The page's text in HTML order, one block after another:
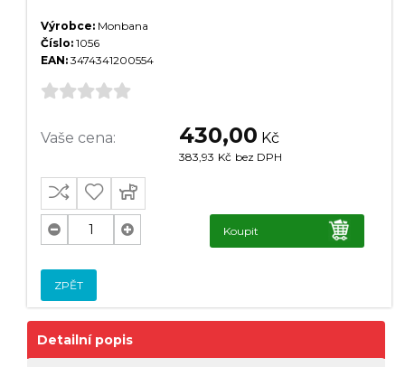
Výrobce: Monbana
Číslo: 1056
EAN: 3474341200554
Vaše cena: 430,00 Kč
383,93 Kč bez DPH
Koupit
ZPĚT
Detailní popis